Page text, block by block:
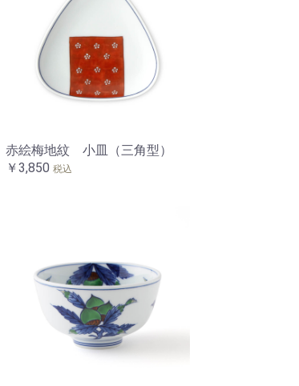
赤絵梅地紋 小皿（三角型）
￥3,850 税込